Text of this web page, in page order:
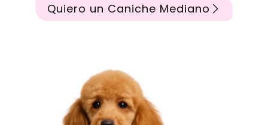
Quiero un Caniche Mediano